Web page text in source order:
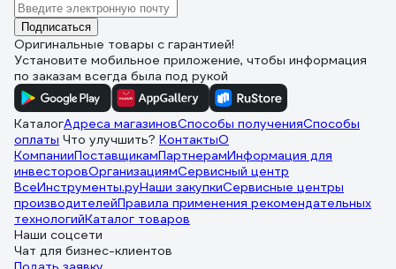
Подписаться
Оригинальные товары с гарантией!
Установите мобильное приложение, чтобы информация
по заказам всегда была под рукой
КаталогАдреса магазиновСпособы полученияСпособы
оплаты Что улучшить? КонтактыО
КомпанииПоставщикамПартнерамИнформация для
инвесторовОрганизациямСервисный центр
ВсеИнструменты.руНаши закупкиСервисные центры
производителейПравила применения рекомендательных
технологийКаталог товаров
Наши соцсети
Чат для бизнес-клиентов